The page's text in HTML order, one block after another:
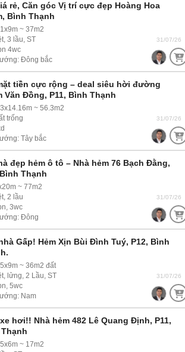
rẻ, Căn góc Vị trí cực đẹp Hoàng Hoa
Bình Thạnh
~ 37m2
3 lầu, ST
4wc
Đông bắc
31/07/26
tiền cực rộng – deal siêu hời đường
Văn Đồng, P11, Bình Thạnh
~ 56.3m2
trống
Tây bắc
31/07/26
đẹp hẻm ô tô – Nhà hẻm 76 Bạch Đằng,
Thạnh
~ 77m2
2 lầu
3wc
Đông
31/07/26
Gấp! Hẻm Xịn Bùi Đình Tuý, P12, Bình
~ 36m2 đất
lửng, 2 Lầu, ST
5wc
Nam
31/07/26
hơi!! Nhà hẻm 482 Lê Quang Định, P11,
~ 17m2